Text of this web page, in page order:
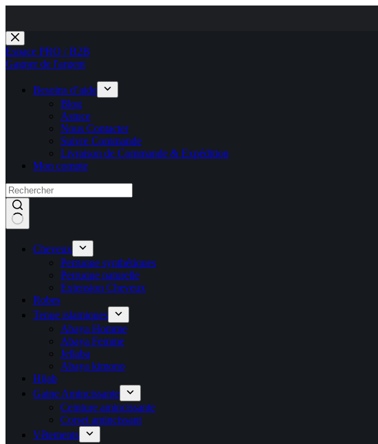
Passer
au
contenu
Espace PRO / B2B
Gagner de l'argent
Besoins d’aide
Blog
Astuce
Nous Contacter
Suivre Commande
Livraison de Commande & Expédition
Mon compte
Cheveux
Perruque synthétiques
Perruque naturelle
Extension Cheveux
Robes
Tenue islamiques
Abaya Homme
Abaya Femme
Jellaba
Abaya kimono
Hijab
Gaine Amincissante
Ceinture amincissante
Corset amincissant
Vêtements